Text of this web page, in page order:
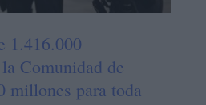
1.416.000
Comunidad de
millones para toda